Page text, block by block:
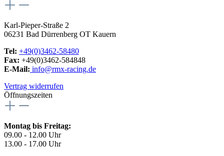
Karl-Pieper-Straße 2
06231 Bad Dürrenberg OT Kauern
Tel: +49(0)3462-58480
Fax: +49(0)3462-584848
E-Mail: info@rmx-racing.de
Vertrag widerrufen
Öffnungszeiten
Montag bis Freitag:
09.00 - 12.00 Uhr
13.00 - 17.00 Uhr